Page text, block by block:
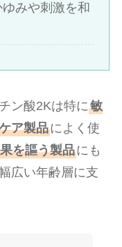
みや刺激を和
ン酸2Kは特に敏
ア製品によく使
を謳う製品にも
広い年齢層に支